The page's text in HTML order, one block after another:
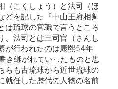
（こくしょう）と法司（ほ
どを記した『中山王府相卿
は琉球の官職で言うところ
、法司とは三司官（さんし
が行われたのは康熙54年
き継がれていったものと思
らも古琉球から近世琉球の
就任した歴代の人物の名前